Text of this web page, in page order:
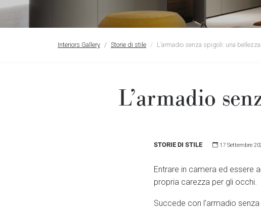
Interiors Gallery Storie di stile L’armadio senza spigoli: una
L’armadio
STORIE DI STILE 17 Settembre
Entrare in camera ed essere
propria carezza per gli occhi.
Succede con l’armadio